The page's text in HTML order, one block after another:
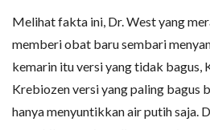
Melihat fakta ini, Dr. West yang
memberi obat baru sembari
kemarin itu versi yang tidak bagus,
Krebiozen versi yang paling bagus
hanya menyuntikkan air putih saja.